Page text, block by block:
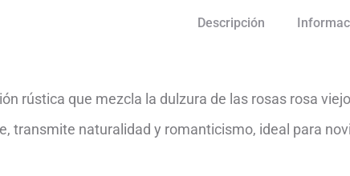
Descripción
rústica que mezcla la dulzura de las rosas rosa
transmite naturalidad y romanticismo, ideal para